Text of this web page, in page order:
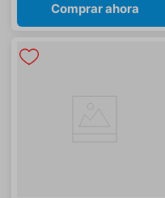
Comprar ahora